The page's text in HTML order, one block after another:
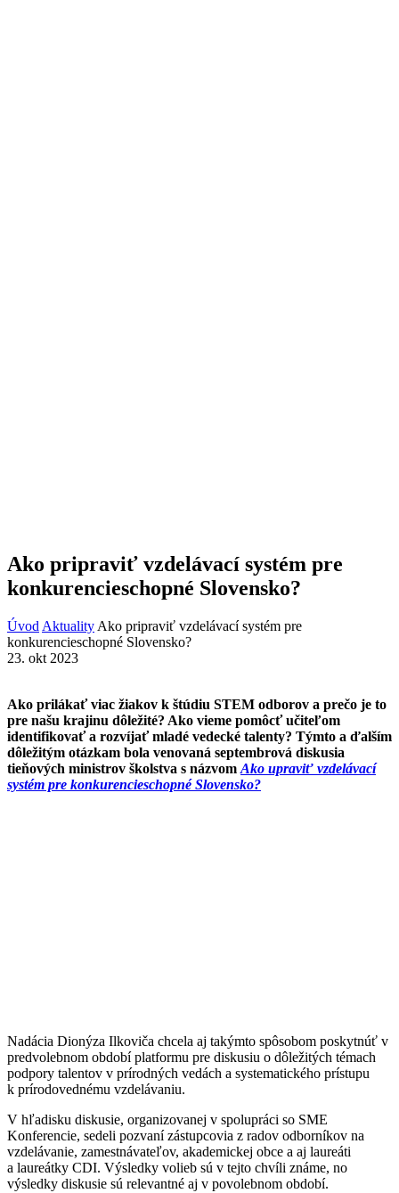
Ako pripraviť vzdelávací systém pre
konkurencieschopné Slovensko?
Úvod Aktuality Ako pripraviť vzdelávací systém pre
konkurencieschopné Slovensko?
23. okt 2023
Ako prilákať viac žiakov k štúdiu STEM odborov a prečo je to
pre našu krajinu dôležité? Ako vieme pomôcť učiteľom
identifikovať a rozvíjať mladé vedecké talenty? Týmto a ďalším
dôležitým otázkam bola venovaná septembrová diskusia
tieňových ministrov školstva s názvom Ako upraviť vzdelávací
systém pre konkurencieschopné Slovensko?
Nadácia Dionýza Ilkoviča chcela aj takýmto spôsobom poskytnúť v
predvolebnom období platformu pre diskusiu o dôležitých témach
podpory talentov v prírodných vedách a systematického prístupu
k prírodovednému vzdelávaniu.
V hľadisku diskusie, organizovanej v spolupráci so SME
Konferencie, sedeli pozvaní zástupcovia z radov odborníkov na
vzdelávanie, zamestnávateľov, akademickej obce a aj laureáti
a laureátky CDI. Výsledky volieb sú v tejto chvíli známe, no
výsledky diskusie sú relevantné aj v povolebnom období.